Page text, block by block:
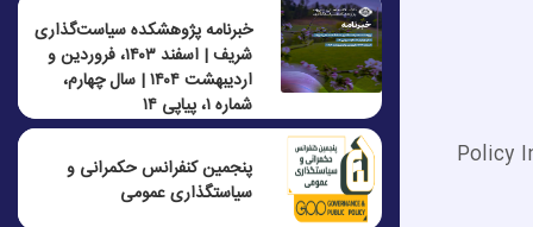
Policy
خبرنامه پژوهشکده سیاست‌گذاری
شریف | اسفند ۱۴۰۳، فروردین و
اردیبهشت ۱۴۰۴ | سال چهارم،
شماره ۱، پیاپی ۱۴
پنجمين كنفرانس حكمرانی و
سياستگذاری عمومی